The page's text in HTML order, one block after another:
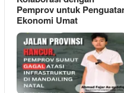
Pemprov untuk
Ekonomi Umat